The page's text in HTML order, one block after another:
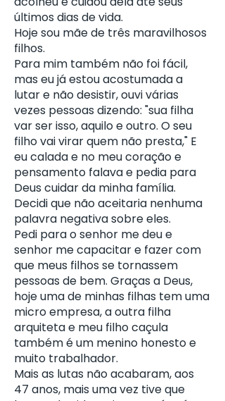
últimos dias de vida.
Hoje sou mãe de três maravilhosos
filhos.
Para mim também não foi fácil,
mas eu já estou acostumada a
lutar e não desistir, ouvi várias
vezes pessoas dizendo: "sua filha
var ser isso, aquilo e outro. O seu
filho vai virar quem não presta," E
eu calada e no meu coração e
pensamento falava e pedia para
Deus cuidar da minha família.
Decidi que não aceitaria nenhuma
palavra negativa sobre eles.
Pedi para o senhor me deu e
senhor me capacitar e fazer com
que meus filhos se tornassem
pessoas de bem. Graças a Deus,
hoje uma de minhas filhas tem uma
micro empresa, a outra filha
arquiteta e meu filho caçula
também é um menino honesto e
muito trabalhador.
Mais as lutas não acabaram, aos
47 anos, mais uma vez tive que